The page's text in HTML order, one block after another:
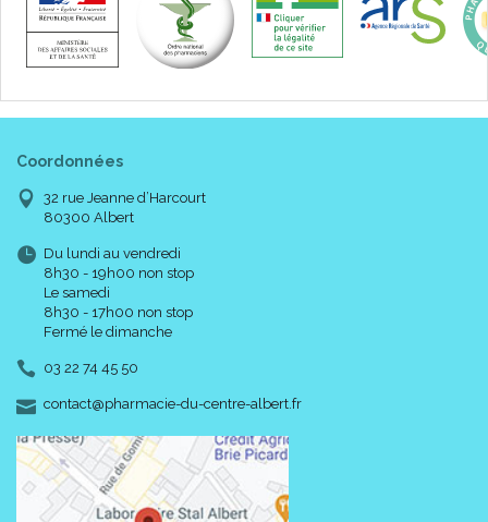
Coordonnées
32 rue Jeanne d’Harcourt
80300 Albert
Du lundi au vendredi
8h30 - 19h00 non stop
Le samedi
8h30 - 17h00 non stop
Fermé le dimanche
03 22 74 45 50
contact-
@-
pharmacie-du-centre-albert.fr